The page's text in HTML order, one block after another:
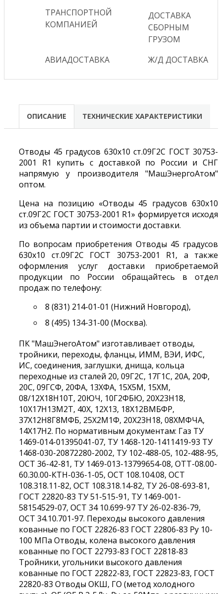
ТРАНСПОРТНОЙ
КОМПАНИЕЙ
ДОСТАВКА
СБОРНЫМ
ГРУЗОМ
АВИАДОСТАВКА
Ж/Д ДОСТАВКА
ОПИСАНИЕ ТЕХНИЧЕСКИЕ ХАРАКТЕРИСТИКИ
Отводы 45 градусов 630х10 ст.09Г2С ГОСТ 30753-
2001 R1 купить с доставкой по России и СНГ
напрямую у производителя "МашЭнергоАтом"
оптом.
Цена на позицию «Отводы 45 градусов 630х10
ст.09Г2С ГОСТ 30753-2001 R1» формируется исходя
из объема партии и стоимости доставки.
По вопросам приобретения Отводы 45 градусов
630х10 ст.09Г2С ГОСТ 30753-2001 R1, а также
оформления услуг доставки приобретаемой
продукции по России обращайтесь в отдел
продаж по телефону:
8 (831) 214-01-01 (Нижний Новгород),
8 (495) 134-31-00 (Москва).
ПК "МашЭнегоАтом" изготавливает отводы,
тройники, переходы, фланцы, ИММ, ВЭИ, ИФС,
ИС, соединения, заглушки, днища, кольца
переходные из сталей 20, 09Г2С, 17Г1С, 20А, 20Ф,
20С, 09ГСФ, 20ФА, 13ХФА, 15Х5М, 15ХМ,
08/12Х18Н10Т, 20ЮЧ, 10Г2ФБЮ, 20Х23Н18,
10Х17Н13М2Т, 40Х, 12Х13, 18Х12ВМБФР,
37Х12Н8Г8МФБ, 25Х2М1Ф, 20Х23Н18, 08ХМФЧА,
14Х17Н2. По нормативным документам: Газ ТУ
1469-014-01395041-07, ТУ 1468-120-1411419-93 ТУ
1468-030-20872280-2002, ТУ 102-488-05, 102-488-95,
ОСТ 36-42-81, ТУ 1469-013-13799654-08, ОТТ-08.00-
60.30.00-КТН-036-1-05, ОСТ 108.104.08, ОСТ
108.318.11-82, ОСТ 108.318.14-82, ТУ 26-08-693-81,
ГОСТ 22820-83 ТУ 51-515-91, ТУ 1469-001-
58154529-07, ОСТ 34 10.699-97 ТУ 26-02-836-79,
ОСТ 34.10.701-97. Переходы высокого давления
кованные по ГОСТ 22826-83 ГОСТ 22806-83 Ру 10-
100 МПа Отводы, колена высокого давления
кованные по ГОСТ 22793-83 ГОСТ 22818-83
Тройники, угольники высокого давления
кованные по ГОСТ 22822-83, ГОСТ 22823-83, ГОСТ
22820-83 Отводы ОКШ, ГО (метод холодного